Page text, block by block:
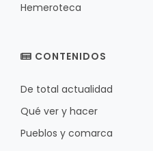
Hemeroteca
CONTENIDOS
De total actualidad
Qué ver y hacer
Pueblos y comarca